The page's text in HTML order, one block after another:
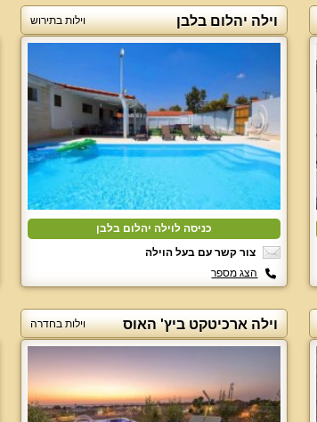
וילה יהלום בלבן וילות בתירוש
כניסה לוילה יהלום בלבן
צור קשר עם בעל הוילה
הצג מספר
וילה ארכיטקט ביץ' האוס וילות בחדרה